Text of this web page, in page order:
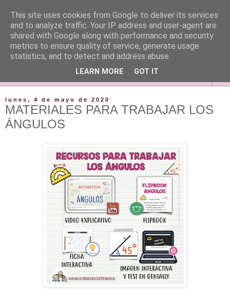
lunes, 4 de mayo de 2020
MATERIALES PARA TRABAJAR LOS
ÁNGULOS
This site uses cookies from Google to deliver its services
and to analyze traffic. Your IP address and user-agent are
shared with Google along with performance and security
metrics to ensure quality of service, generate usage
statistics, and to detect and address abuse.
LEARN MORE GOT IT